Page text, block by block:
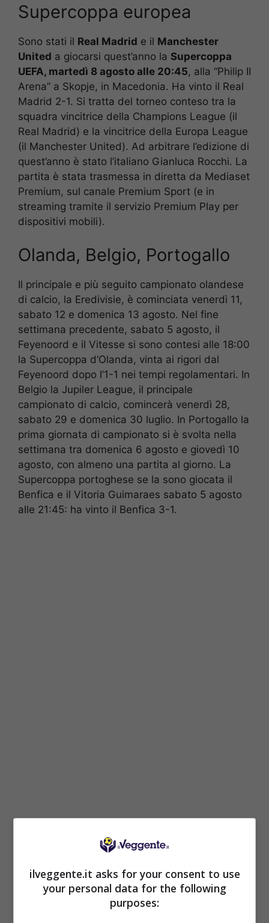
Supercoppa europea
Sono stati il Real Madrid e il Manchester
United a giocarsi quest’anno la Supercoppa
UEFA, martedì 8 agosto alle 20:45, alla “Philip II
Arena” a Skopje, in Macedonia. Ha vinto il Real
Madrid 2-1. Si tratta del torneo conteso tra la
squadra vincitrice della Champions League (il
Real Madrid) e la vincitrice della Europa League
(il Manchester United). Ad arbitrare l’edizione di
quest’anno è stato l’italiano Gianluca Rocchi. La
partita è stata trasmessa in diretta da Mediaset
Premium, sul canale Premium Sport (e in
streaming tramite il servizio Premium Play per
dispositivi mobili).
Olanda, Belgio, Portogallo
Il principale e più seguito campionato olandese
di calcio, la Eredivisie, è cominciata venerdì 11,
sabato 12 e domenica 13 agosto. Nel fine
settimana precedente, sabato 5 agosto, il
Feyenoord e il Vitesse si sono contesi alle 18:00
la Supercoppa d’Olanda, vinta ai rigori dal
Feyenoord dopo l’1-1 nei tempi regolamentari. In
Belgio la Jupiler League, il principale
campionato di calcio, comincerà venerdì 28,
sabato 29 e domenica 30 luglio. In Portogallo la
prima giornata di campionato si è svolta nella
settimana tra domenica 6 agosto e giovedì 10
agosto, con almeno una partita al giorno. La
Supercoppa portoghese se la sono giocata il
Benfica e il Vitoria Guimaraes sabato 5 agosto
alle 21:45: ha vinto il Benfica 3-1.
ilveggente.it asks for your consent to use
your personal data for the following
purposes: